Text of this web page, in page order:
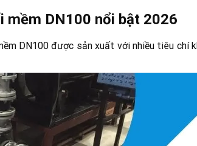
mềm DN100 nổi bật 2026
DN100 được sản xuất với nhiều tiêu chí